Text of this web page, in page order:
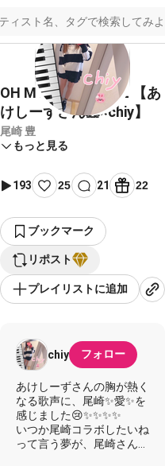
OH MY LITTLE GIRL 【あ
けしーずさん🐹×chiy】
尾崎 豊
もっと見る
193 25 21 22
ブックマーク
リポスト
プレイリストに追加
chiy フォロー
あけしーずさんの胸が熱く
なる歌声に、尾崎✨愛✨を
感じました😢✨✨✨✨
いつか尾崎コラボしたいね
って言う夢が、尾崎さんの